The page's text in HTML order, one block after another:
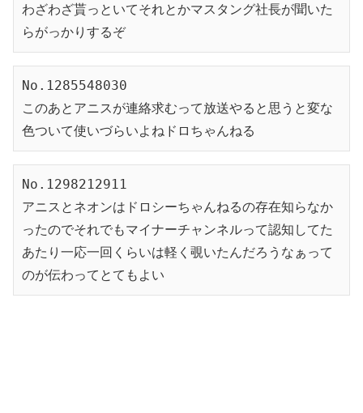
わざわざ貰っといてそれとかマスタング社長が聞いた
らがっかりするぞ
No.1285548030
このあとアニスが連絡求むって放送やると思うと変な
色ついて使いづらいよねドロちゃんねる
No.1298212911
アニスとネオンはドロシーちゃんねるの存在知らなか
ったのでそれでもマイナーチャンネルって認知してた
あたり一応一回くらいは軽く覗いたんだろうなぁって
のが伝わってとてもよい